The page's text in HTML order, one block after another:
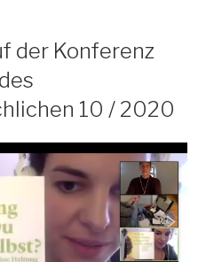
der Konferenz
10 / 2020